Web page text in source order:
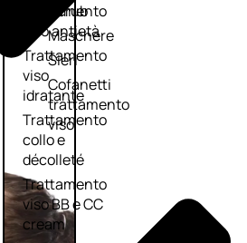
Trattamento
viso antietà
Trattamento
viso
idratante
Trattamento
collo e
décolleté
Trattamento
viso BB e CC
cream
Scrub
Maschere
Sieri
Cofanetti
trattamento
viso